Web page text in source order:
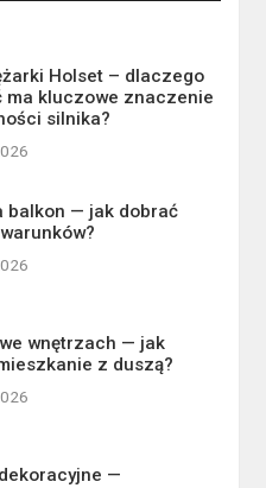
Holset – dlaczego
ma kluczowe znaczenie
silnika?
balkon — jak dobrać
wnętrzach — jak
z duszą?
—